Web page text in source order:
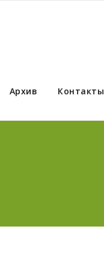
Архив Контакты